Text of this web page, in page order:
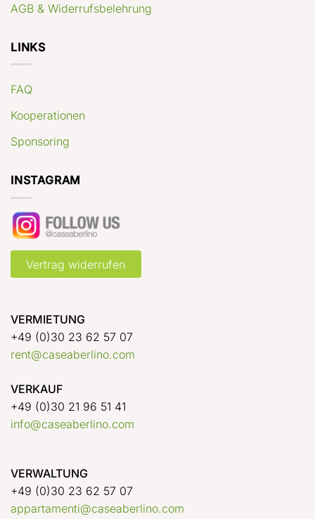
AGB & Widerrufsbelehrung
LINKS
FAQ
Kooperationen
Sponsoring
INSTAGRAM
Vertrag widerrufen
VERMIETUNG
+49 (0)30 23 62 57 07
rent@caseaberlino.com
VERKAUF
+49 (0)30 21 96 51 41
info@caseaberlino.com
VERWALTUNG
+49 (0)30 23 62 57 07
appartamenti@caseaberlino.com